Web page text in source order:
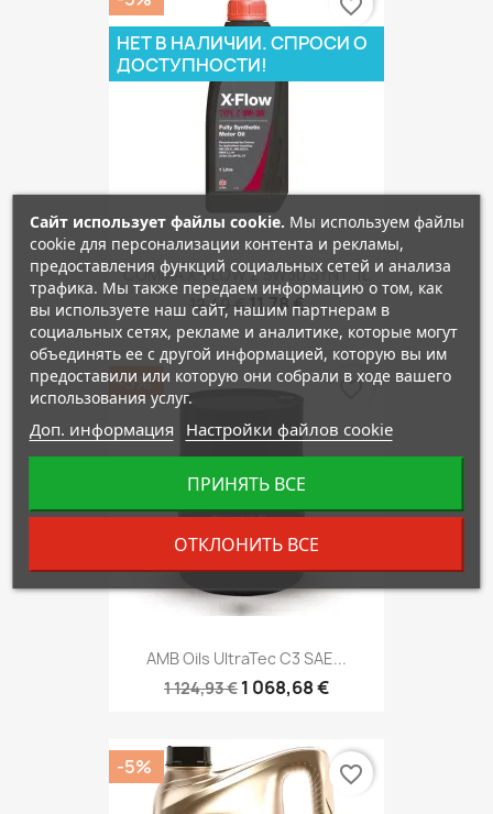
COMMA X-FLOW Z 5W30 SYNT. 1L
12,40 €11,78 €
НЕТ В НАЛИЧИИ. СПРОСИ О
ДОСТУПНОСТИ!
AMB Oils UltraTec C3 SAE...
1 124,93 € 1 068,68 €
-5% favorite_border
-5% favorite_border
Сайт использует файлы cookie. Мы используем файлы
cookie для персонализации контента и рекламы,
предоставления функций социальных сетей и анализа
трафика. Мы также передаем информацию о том, как
вы используете наш сайт, нашим партнерам в
социальных сетях, рекламе и аналитике, которые могут
объединять ее с другой информацией, которую вы им
предоставили или которую они собрали в ходе вашего
использования услуг.
Доп. информация Настройки файлов cookie
ОТКЛОНИТЬ ВСЕ
ПРИНЯТЬ ВСЕ